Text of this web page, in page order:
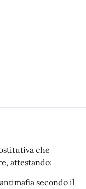
che
attestando:
secondo il